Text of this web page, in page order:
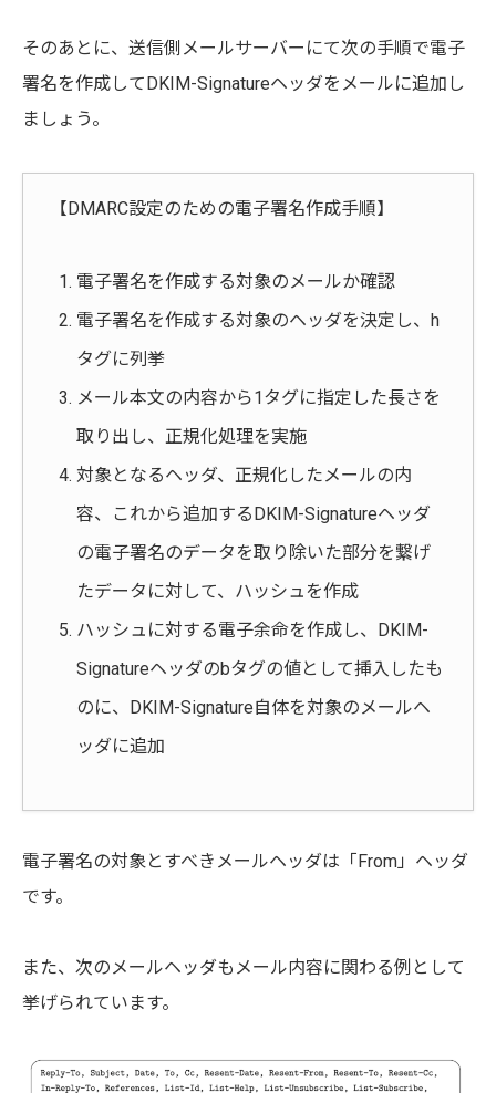
そのあとに、送信側メールサーバーにて次の手順で電子
署名を作成してDKIM-Signatureヘッダをメールに追加し
ましょう。
【DMARC設定のための電子署名作成手順】
電子署名を作成する対象のメールか確認
電子署名を作成する対象のヘッダを決定し、h
タグに列挙
メール本文の内容から1タグに指定した長さを
取り出し、正規化処理を実施
対象となるヘッダ、正規化したメールの内
容、これから追加するDKIM-Signatureヘッダ
の電子署名のデータを取り除いた部分を繋げ
たデータに対して、ハッシュを作成
ハッシュに対する電子余命を作成し、DKIM-
Signatureヘッダのbタグの値として挿入したも
のに、DKIM-Signature自体を対象のメールヘ
ッダに追加
電子署名の対象とすべきメールヘッダは「From」ヘッダ
です。
また、次のメールヘッダもメール内容に関わる例として
挙げられています。